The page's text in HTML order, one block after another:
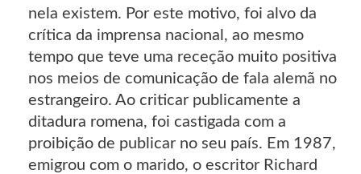
nela existem. Por este motivo, foi alvo da
crítica da imprensa nacional, ao mesmo
tempo que teve uma receção muito positiva
nos meios de comunicação de fala alemã no
estrangeiro. Ao criticar publicamente a
ditadura romena, foi castigada com a
proibição de publicar no seu país. Em 1987,
emigrou com o marido, o escritor Richard